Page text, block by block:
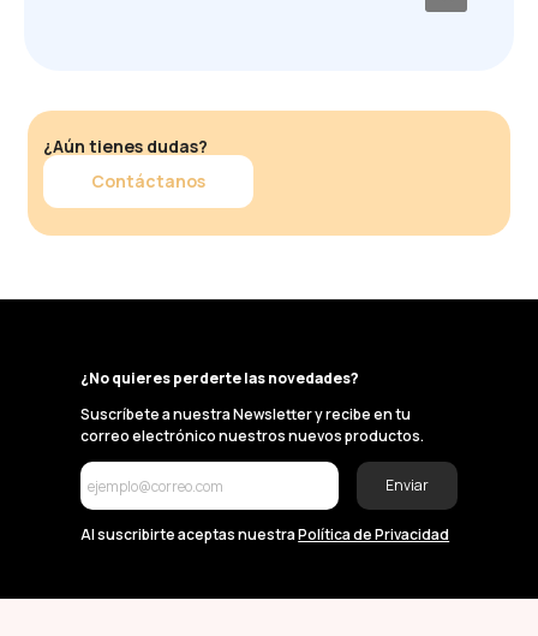
¿Aún tienes dudas?
Contáctanos
¿No quieres perderte las novedades?
Suscríbete a nuestra Newsletter y recibe en tu
correo electrónico nuestros nuevos productos.
Enviar
Al suscribirte aceptas nuestraPolítica de Privacidad